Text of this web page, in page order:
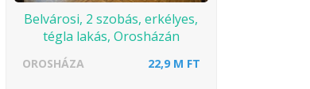
Belvárosi, 2 szobás, erkélyes,
tégla lakás, Orosházán
OROSHÁZA 22,9 M FT